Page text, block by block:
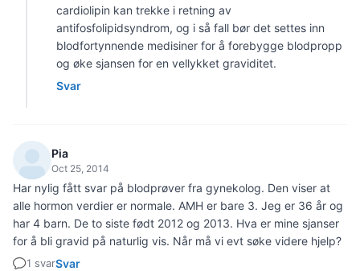
cardiolipin kan trekke i retning av
antifosfolipidsyndrom, og i så fall bør det settes inn
blodfortynnende medisiner for å forebygge blodpropp
og øke sjansen for en vellykket graviditet.
Svar
Pia
Oct 25, 2014
Har nylig fått svar på blodprøver fra gynekolog. Den viser at
alle hormon verdier er normale. AMH er bare 3. Jeg er 36 år og
har 4 barn. De to siste født 2012 og 2013. Hva er mine sjanser
for å bli gravid på naturlig vis. Når må vi evt søke videre hjelp?
1 svarSvar